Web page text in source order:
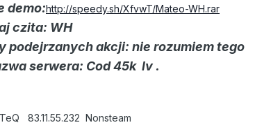
demo:http://speedy.sh/XfvwT/Mateo-WH.rar
czita: WH
podejrzanych akcji: nie rozumiem tego
serwera: Cod 45k lv .
83.11.55.232 Nonsteam